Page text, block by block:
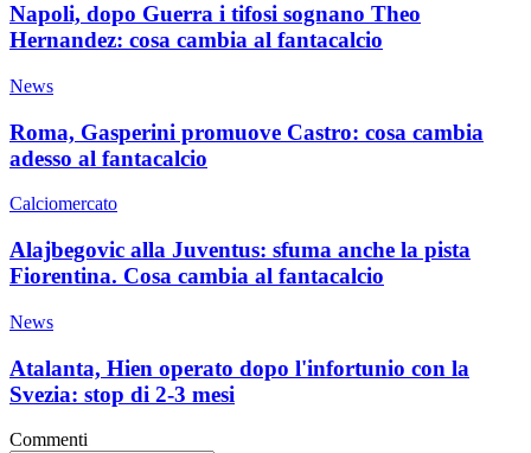
Napoli, dopo Guerra i tifosi sognano Theo
Hernandez: cosa cambia al fantacalcio
News
Roma, Gasperini promuove Castro: cosa cambia
adesso al fantacalcio
Calciomercato
Alajbegovic alla Juventus: sfuma anche la pista
Fiorentina. Cosa cambia al fantacalcio
News
Atalanta, Hien operato dopo l'infortunio con la
Svezia: stop di 2-3 mesi
Commenti